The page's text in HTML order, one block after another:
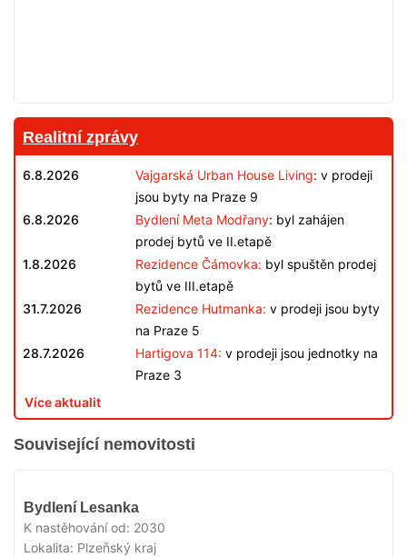
Realitní zprávy
6.8.2026 Vajgarská Urban House Living: v prodeji
jsou byty na Praze 9
6.8.2026
Bydlení Meta Modřany: byl zahájen
prodej bytů ve II.etapě
1.8.2026
Rezidence Čámovka: byl spuštěn prodej
bytů ve III.etapě
31.7.2026
Rezidence Hutmanka: v prodeji jsou byty
na Praze 5
28.7.2026
Hartigova 114: v prodeji jsou jednotky na
Praze 3
Více aktualit
Související nemovitosti
Bydlení Lesanka
K nastěhování od: 2030
Lokalita: Plzeňský kraj